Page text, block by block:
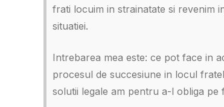
frati locuim in strainatate si revenim
situatiei.
Intrebarea mea este: ce pot face in
procesul de succesiune in locul
solutii legale am pentru a-l obliga